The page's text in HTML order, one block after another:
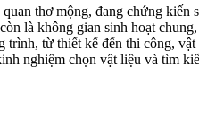
thơ mộng, đang chứng
là không gian sinh hoạt
từ thiết kế đến thi công,
nghiệm chọn vật liệu và tìm